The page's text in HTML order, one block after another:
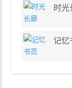
时光
记忆